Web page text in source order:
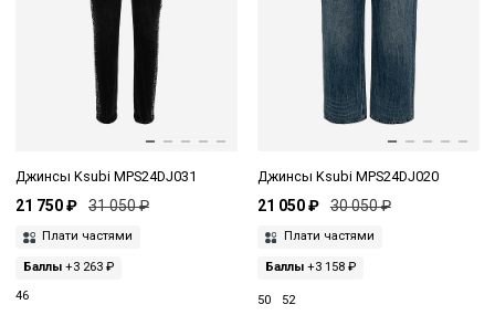
Джинсы Ksubi MPS24DJ031
21 750 ₽ 31 050 ₽
Плати частями
Баллы +3 263 ₽
46
Джинсы Ksubi MPS24DJ020
21 050 ₽ 30 050 ₽
Плати частями
Баллы+3 158 ₽
50 52